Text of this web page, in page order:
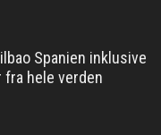
Spanien inklusive
hele verden